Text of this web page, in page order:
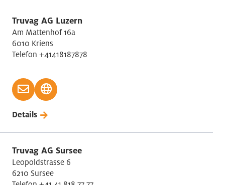
Baugewerbe Tiefbau
Bauinstallationen / Ausbaugewerbe
Bildung
Businesscenter
Chemieindustrie
Coworking
Elektrische Geräte/Motoren Herstellung
Elektronische/optische Geräteherstellung
Truvag AG Luzern
Am Mattenhof 16a
6010 Kriens
Telefon +41418187878
Details
Truvag AG Sursee
Leopoldstrasse 6
6210 Sursee